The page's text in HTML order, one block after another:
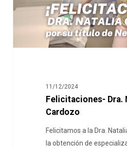
11/12/2024
Felicitaciones- Dra.
Cardozo
Felicitamos a la Dra.
la obtención de